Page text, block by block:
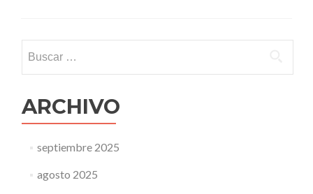
ARCHIVO
septiembre 2025
agosto 2025